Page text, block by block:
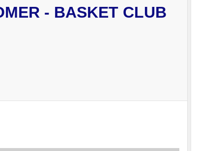
- BASKET CLUB